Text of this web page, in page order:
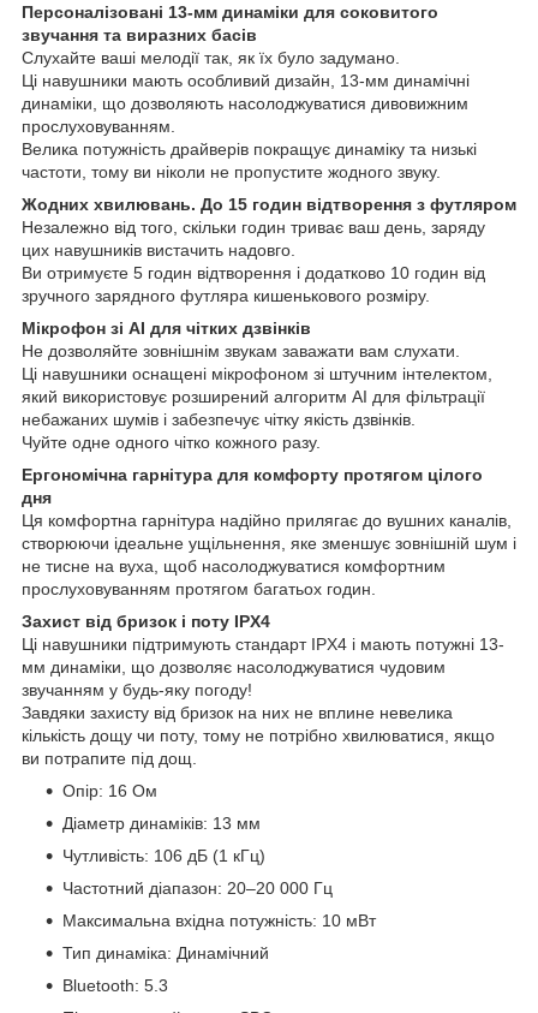
Персоналізовані 13-мм динаміки для соковитого
звучання та виразних басів
Слухайте ваші мелодії так, як їх було задумано.
Ці навушники мають особливий дизайн, 13-мм динамічні
динаміки, що дозволяють насолоджуватися дивовижним
прослуховуванням.
Велика потужність драйверів покращує динаміку та низькі
частоти, тому ви ніколи не пропустите жодного звуку.
Жодних хвилювань. До 15 годин відтворення з футляром
Незалежно від того, скільки годин триває ваш день, заряду
цих навушників вистачить надовго.
Ви отримуєте 5 годин відтворення і додатково 10 годин від
зручного зарядного футляра кишенькового розміру.
Мікрофон зі AI для чітких дзвінків
Не дозволяйте зовнішнім звукам заважати вам слухати.
Ці навушники оснащені мікрофоном зі штучним інтелектом,
який використовує розширений алгоритм AI для фільтрації
небажаних шумів і забезпечує чітку якість дзвінків.
Чуйте одне одного чітко кожного разу.
Ергономічна гарнітура для комфорту протягом цілого
дня
Ця комфортна гарнітура надійно прилягає до вушних каналів,
створюючи ідеальне ущільнення, яке зменшує зовнішній шум і
не тисне на вуха, щоб насолоджуватися комфортним
прослуховуванням протягом багатьох годин.
Захист від бризок і поту IPX4
Ці навушники підтримують стандарт IPX4 і мають потужні 13-
мм динаміки, що дозволяє насолоджуватися чудовим
звучанням у будь-яку погоду!
Завдяки захисту від бризок на них не вплине невелика
кількість дощу чи поту, тому не потрібно хвилюватися, якщо
ви потрапите під дощ.
Опір: 16 Ом
Діаметр динаміків: 13 мм
Чутливість: 106 дБ (1 кГц)
Частотний діапазон: 20–20 000 Гц
Максимальна вхідна потужність: 10 мВт
Тип динаміка: Динамічний
Bluetooth: 5.3